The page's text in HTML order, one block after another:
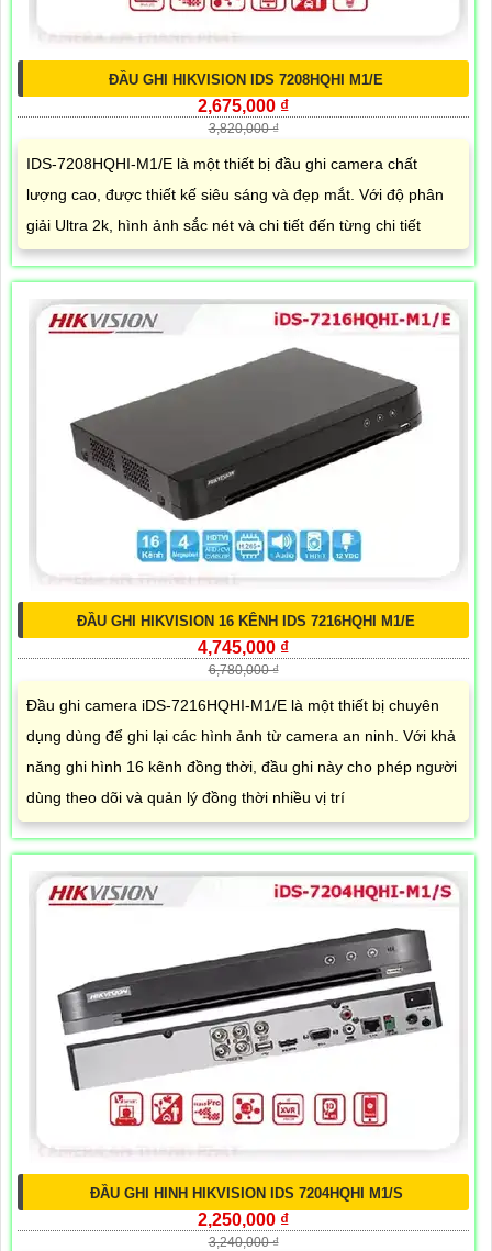
ĐẦU GHI HIKVISION IDS 7208HQHI M1/E
2,675,000 ₫
3,820,000 ₫
IDS-7208HQHI-M1/E là một thiết bị đầu ghi camera chất
lượng cao, được thiết kế siêu sáng và đẹp mắt. Với độ phân
giải Ultra 2k, hình ảnh sắc nét và chi tiết đến từng chi tiết
ĐẦU GHI HIKVISION 16 KÊNH IDS 7216HQHI M1/E
4,745,000 ₫
6,780,000 ₫
Đầu ghi camera iDS-7216HQHI-M1/E là một thiết bị chuyên
dụng dùng để ghi lại các hình ảnh từ camera an ninh. Với khả
năng ghi hình 16 kênh đồng thời, đầu ghi này cho phép người
dùng theo dõi và quản lý đồng thời nhiều vị trí
ĐẦU GHI HINH HIKVISION IDS 7204HQHI M1/S
2,250,000 ₫
3,240,000 ₫